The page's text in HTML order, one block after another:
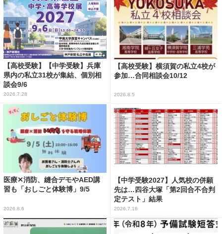
【高校受験】【中学受験】兵庫
県内の私立31校が集結、個別相
談会9/6
2026.7.28
【高校受験】横須賀の私立4校が
参加…合同相談会10/12
2026.8.5
医療✕消防、縫合デモやAED講
習も「おしごと体験博」9/5
2026.8.6
【中学受験2027】人気校の併願
先は…四谷大塚「第2回合不合判
定テスト」結果
2026.7.16